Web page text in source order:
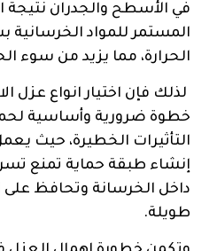
في الأسطح والجدران نتيجة
المستمر للمواد الخرسانية
الحرارة، مما يزيد من سوء
لذلك فإن اختيار انواع عزل
خطوة ضرورية وأساسية
التأثيرات الخطيرة، حيث
إنشاء طبقة حماية تمنع
داخل الخرسانة وتحافظ على
طويلة.